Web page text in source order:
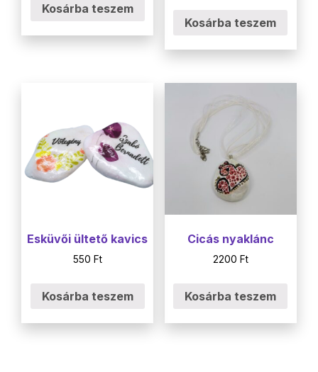
Kosárba teszem
Kosárba teszem
Esküvői ültető kavics
550 Ft
Kosárba teszem
Cicás nyaklánc
2200 Ft
Kosárba teszem